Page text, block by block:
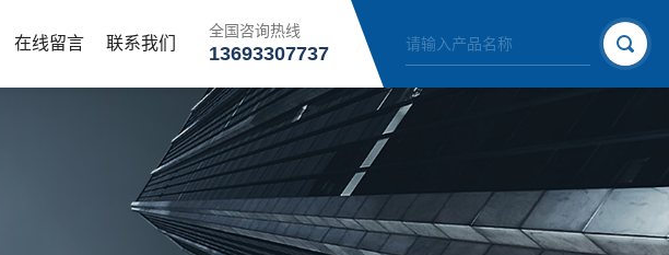
全国咨询热线
13693307737
在线留言 联系我们